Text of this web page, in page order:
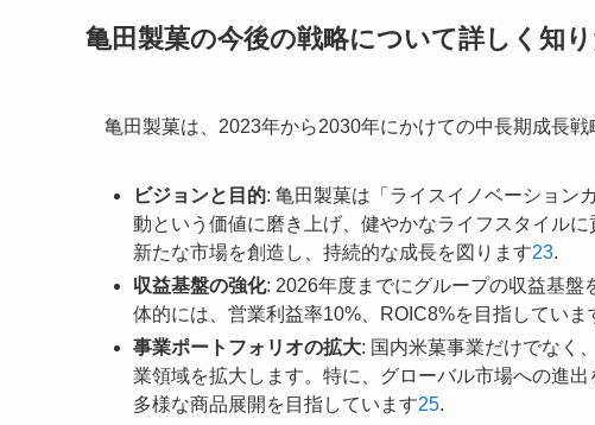
亀田製菓の今後の戦略について詳しく知り
亀田製菓は、2023年から2030年にかけての中長期成長
ビジョンと目的: 亀田製菓は「ライスイノベーション
動という価値に磨き上げ、健やかなライフスタイル
新たな市場を創造し、持続的な成長を図ります23.
収益基盤の強化: 2026年度までにグループの収益基
体的には、営業利益率10%、ROIC8%を目指していま
事業ポートフォリオの拡大: 国内米菓事業だけでなく
業領域を拡大します。特に、グローバル市場への進
多様な商品展開を目指しています25.